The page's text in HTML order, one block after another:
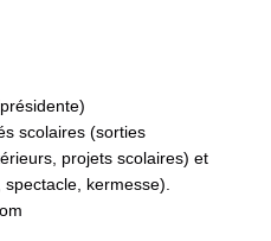
scolaires (sorties
projets scolaires) et
kermesse).